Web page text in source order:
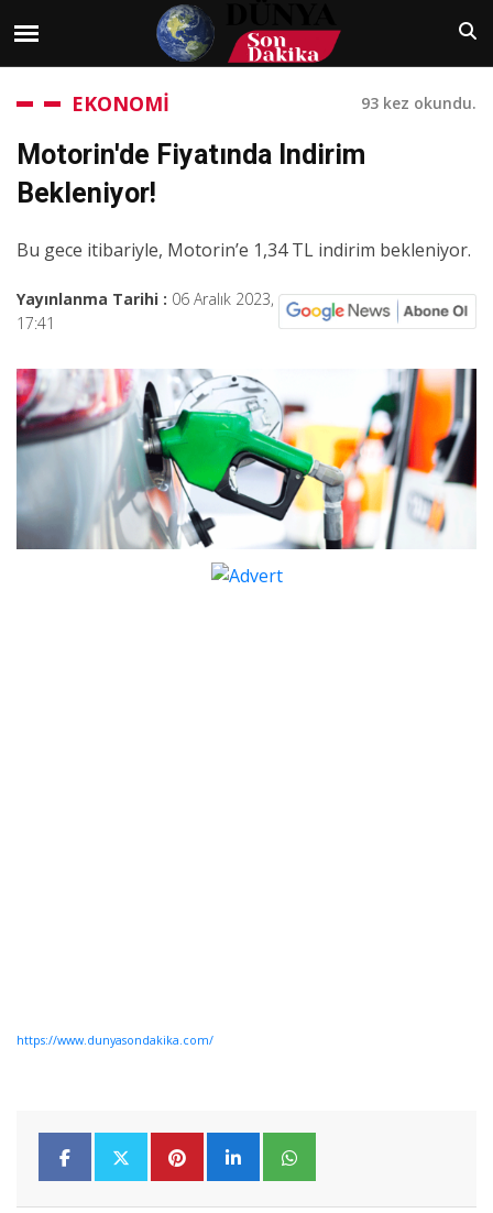
EKONOMİ 93 kez okundu.
Motorin'de Fiyatında Indirim
Bekleniyor!
Bu gece itibariyle, Motorin’e 1,34 TL indirim bekleniyor.
Yayınlanma Tarihi : 06 Aralık 2023,
17:41
https://www.dunyasondakika.com/